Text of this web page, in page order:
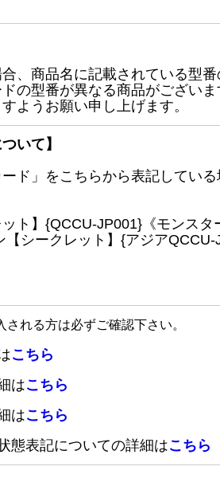
、商品名に記載されている型
の型番が異なる商品がござい
ようお願い申し上げます。
いて】
ド」をこちらから表記してい
ト】{QCCU-JP001}《モンスタ
シークレット】{アジアQCCU-
れる方は必ずご確認下さい。
こちら
はこちら
はこちら
態表記についての詳細はこちら